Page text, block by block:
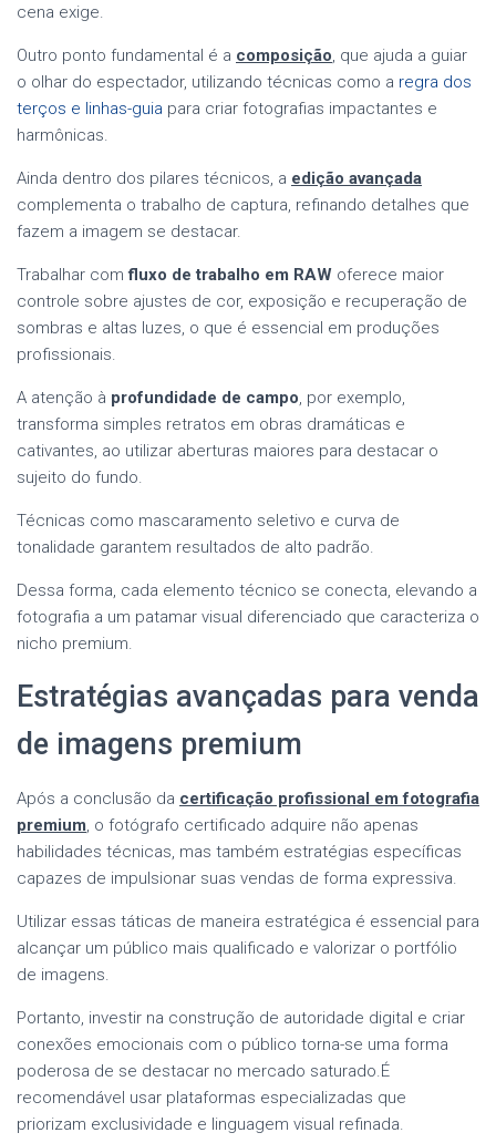
cena exige.
Outro ponto fundamental é a composição, que ajuda a guiar
o olhar do espectador, utilizando técnicas como a regra dos
terços e linhas-guia para criar fotografias impactantes e
harmônicas.
Ainda dentro dos pilares técnicos, a edição avançada
complementa o trabalho de captura, refinando detalhes que
fazem a imagem se destacar.
Trabalhar comfluxo de trabalho em RAW oferece maior
controle sobre ajustes de cor, exposição e recuperação de
sombras e altas luzes, o que é essencial em produções
profissionais.
A atenção à profundidade de campo, por exemplo,
transforma simples retratos em obras dramáticas e
cativantes, ao utilizar aberturas maiores para destacar o
sujeito do fundo.
Técnicas como mascaramento seletivo e curva de
tonalidade garantem resultados de alto padrão.
Dessa forma, cada elemento técnico se conecta, elevando a
fotografia a um patamar visual diferenciado que caracteriza o
nicho premium.
Estratégias avançadas para venda
de imagens premium
Após a conclusão da certificação profissional em fotografia
premium, o fotógrafo certificado adquire não apenas
habilidades técnicas, mas também estratégias específicas
capazes de impulsionar suas vendas de forma expressiva.
Utilizar essas táticas de maneira estratégica é essencial para
alcançar um público mais qualificado e valorizar o portfólio
de imagens.
Portanto, investir na construção de autoridade digital e criar
conexões emocionais com o público torna-se uma forma
poderosa de se destacar no mercado saturado.É
recomendável usar plataformas especializadas que
priorizam exclusividade e linguagem visual refinada.